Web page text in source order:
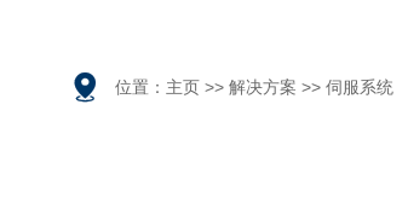
 位置： 主页 >> 解决方案 >> 伺服系统